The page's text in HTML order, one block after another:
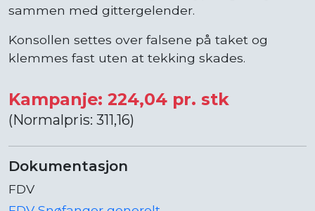
sammen med gittergelender.
Konsollen settes over falsene på taket og
klemmes fast uten at tekking skades.
Kampanje: 224,04 pr. stk
(Normalpris: 311,16)
Dokumentasjon
FDV